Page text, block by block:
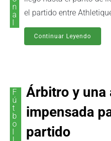
n
a
el partido entre
Continuar Leyendo
F
ú
t
b
o
Árbitro y una
impensada
partido